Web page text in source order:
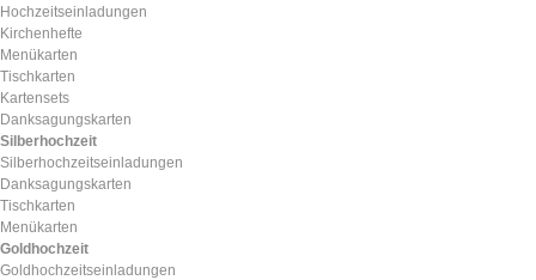
Hochzeitseinladungen
Kirchenhefte
Menükarten
Tischkarten
Kartensets
Danksagungskarten
Silberhochzeit
Silberhochzeitseinladungen
Danksagungskarten
Tischkarten
Menükarten
Goldhochzeit
Goldhochzeitseinladungen